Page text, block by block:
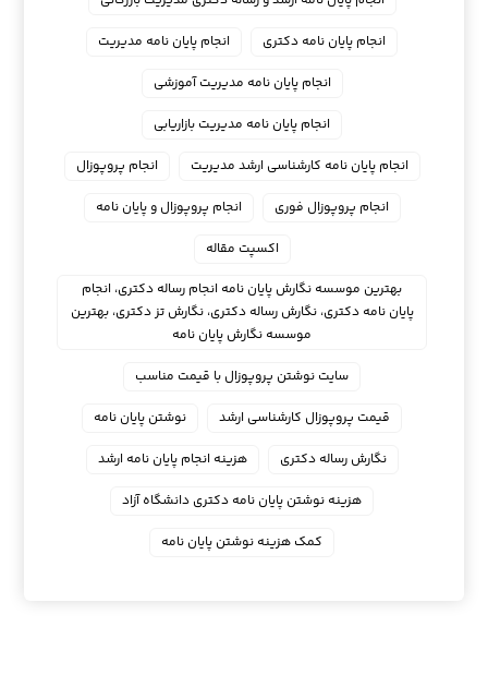
انجام پایان نامه دکتری
انجام پایان نامه مدیریت
انجام پایان نامه مدیریت آموزشی
انجام پایان نامه مدیریت بازاریابی
انجام پایان نامه کارشناسی ارشد مدیریت
انجام پروپوزال
انجام پروپوزال فوری
انجام پروپوزال و پایان نامه
اکسپت مقاله
بهترین موسسه نگارش پایان نامه انجام رساله دکتری، انجام
پایان نامه دکتری، نگارش رساله دکتری، نگارش تز دکتری، بهترین
موسسه نگارش پایان نامه
سایت نوشتن پروپوزال با قیمت مناسب
قیمت پروپوزال کارشناسی ارشد
نوشتن پایان نامه
نگارش رساله دکتری
هزینه انجام پایان نامه ارشد
هزینه نوشتن پایان نامه دکتری دانشگاه آزاد
کمک هزینه نوشتن پایان نامه